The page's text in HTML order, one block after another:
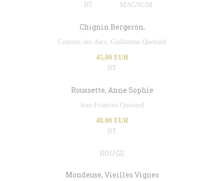
BT
MAGNUM
Chignin Bergeron,
Coteaux des ducs, Guillaume Quénard
45,00 EUR
BT
Roussette, Anne Sophie
Jean Francois Quenard
48,00 EUR
BT
ROUGE
Mondeuse, Vieilles Vignes